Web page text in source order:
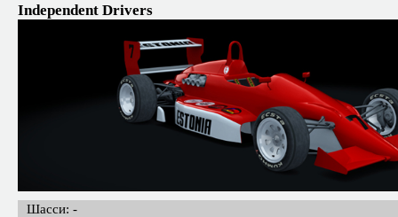
Independent Drivers
Шасси: -